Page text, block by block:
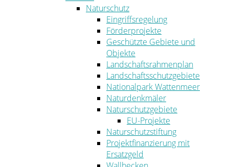
Naturschutz
Eingriffsregelung
Förderprojekte
Geschützte Gebiete und
Objekte
Landschaftsrahmenplan
Landschaftsschutzgebiete
Nationalpark Wattenmeer
Naturdenkmäler
Naturschutzgebiete
EU-Projekte
Naturschutzstiftung
Projektfinanzierung mit
Ersatzgeld